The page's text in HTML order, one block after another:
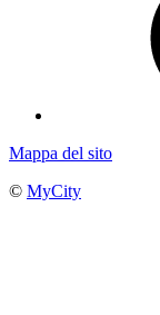
Mappa del sito
© MyCity